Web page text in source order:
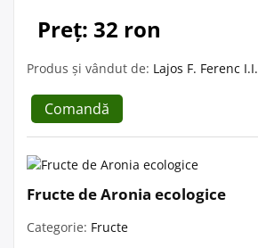
Preț: 32 ron
Produs și vândut de: Lajos F. Ferenc I.I.
Comandă
Fructe de Aronia ecologice
Categorie: Fructe